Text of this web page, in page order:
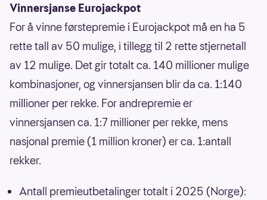
Vinnersjanse Eurojackpot
For å vinne førstepremie i Eurojackpot må en ha 5
rette tall av 50 mulige, i tillegg til 2 rette stjernetall
av 12 mulige. Det gir totalt ca. 140 millioner mulige
kombinasjoner, og vinnersjansen blir da ca. 1:140
millioner per rekke. For andrepremie er
vinnersjansen ca. 1:7 millioner per rekke, mens
nasjonal premie (1 million kroner) er ca. 1:antall
rekker.
Antall premieutbetalinger totalt i 2025 (Norge):